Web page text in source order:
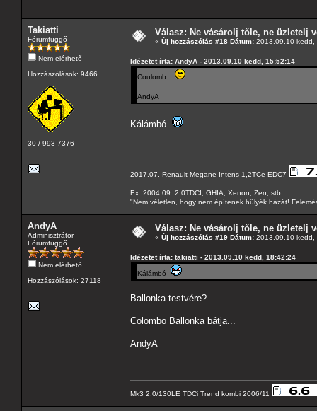
Takiatti
Fórumfüggő
Nem elérhető
Hozzászólások: 9466
30 / 993-7376
Válasz: Ne vásárolj tőle, ne üzletelj
« Új hozzászólás #18 Dátum: 2013.09.10 kedd,
Idézetet írta: AndyA - 2013.09.10 kedd, 15:52:14
Coulomb...
AndyA
Kálámbó
2017.07. Renault Megane Intens 1,2TCe EDC7
Ex: 2004.09. 2.0TDCI, GHIA, Xenon, Zen, stb...
"Nem véletlen, hogy nem építenek hülyék házát!
AndyA
Adminisztrátor
Fórumfüggő
Nem elérhető
Hozzászólások: 27118
Válasz: Ne vásárolj tőle, ne üzletelj
« Új hozzászólás #19 Dátum: 2013.09.10 kedd,
Idézetet írta: takiatti - 2013.09.10 kedd, 18:42:24
Kálámbó
Ballonka testvére?
Colombo Ballonka bátja...
AndyA
Mk3 2.0/130LE TDCi Trend kombi 2006/11